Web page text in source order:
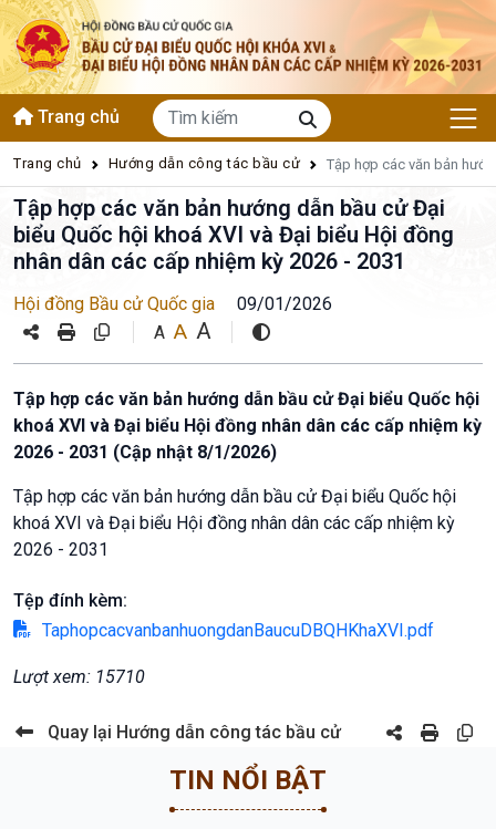
Trang chủ
Trang chủ Hướng dẫn công tác bầu cử Tập hợp các văn bản
Tập hợp các văn bản hướng dẫn bầu cử Đại
biểu Quốc hội khoá XVI và Đại biểu Hội đồng
nhân dân các cấp nhiệm kỳ 2026 - 2031
Hội đồng Bầu cử Quốc gia
09/01/2026
A A A
Tập hợp các văn bản hướng dẫn bầu cử Đại biểu Quốc hội
khoá XVI và Đại biểu Hội đồng nhân dân các cấp nhiệm kỳ
2026 - 2031 (Cập nhật 8/1/2026)
Tập hợp các văn bản hướng dẫn bầu cử Đại biểu Quốc hội
khoá XVI và Đại biểu Hội đồng nhân dân các cấp nhiệm kỳ
2026 - 2031
Tệp đính kèm:
TaphopcacvanbanhuongdanBaucuDBQHKhaXVI.pdf
Lượt xem: 15710
Quay lại Hướng dẫn công tác bầu cử
TIN NỔI BẬT